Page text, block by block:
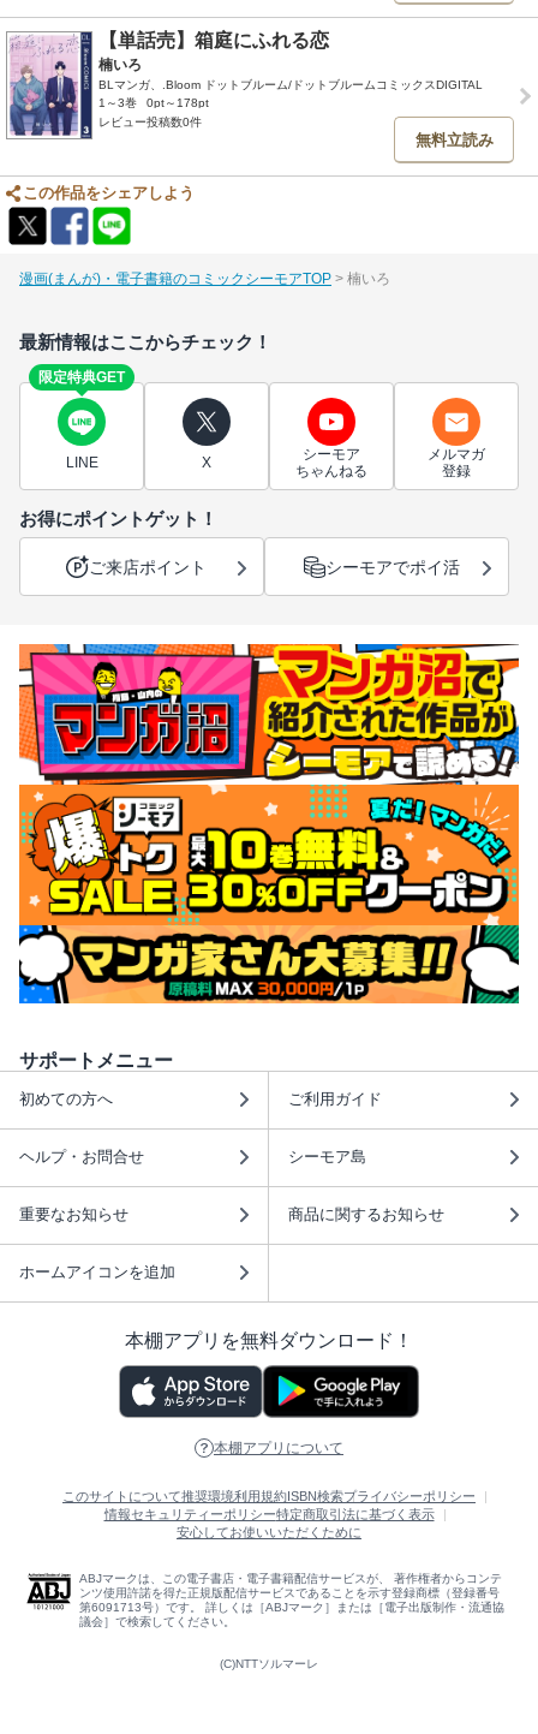
【単話売】箱庭にふれる恋
楠いろ
BLマンガ、.Bloom ドットブルーム/ドットブルームコミックスDIGITAL
1～3巻
0pt～178pt
レビュー投稿数0件
無料立読み
この作品をシェアしよう
漫画(まんが)・電子書籍のコミックシーモアTOP 楠いろ
最新情報はここからチェック！
限定特典GET
LINE X
シーモア
ちゃんねる
メルマガ
登録
お得にポイントゲット！
ご来店ポイント シーモアでポイ活
サポートメニュー
初めての方へ ご利用ガイド
ヘルプ・お問合せ シーモア島
重要なお知らせ 商品に関するお知らせ
ホームアイコンを追加
本棚アプリを無料ダウンロード！
本棚アプリについて
このサイトについて推奨環境利用規約 ISBN検索プライバシーポリシー
情報セキュリティーポリシー特定商取引法に基づく表示
安心してお使いいただくために
ABJマークは、この電子書店・電子書籍配信サービスが、 著作権者からコンテ
ンツ使用許諾を得た正規版配信サービスであることを示す登録商標（登録番号
第6091713号）です。 詳しくは［ABJマーク］または［電子出版制作・流通協
議会］で検索してください。
(C)NTTソルマーレ